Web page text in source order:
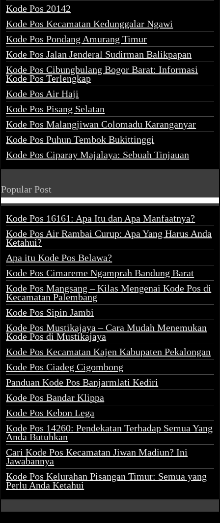
Kode Pos 20142
Kode Pos Kecamatan Kedunggalar Ngawi
Kode Pos Pondang Amurang Timur
Kode Pos Jalan Jenderal Sudirman Balikpapan
Kode Pos Cibungbulang Bogor Barat: Informasi
Kode Pos Terlengkap
Kode Pos Air Haji
Kode Pos Pisang Selatan
Kode Pos Malangjiwan Colomadu Karanganyar
Kode Pos Puhun Tembok Bukittinggi
Kode Pos Ciparay Majalaya: Sebuah Tinjauan
Popular Post
Kode Pos 16161: Apa Itu dan Apa Manfaatnya?
Kode Pos Air Rambai Curup: Apa Yang Harus Anda
Ketahui?
Apa itu Kode Pos Belawa?
Kode Pos Cimareme Ngamprah Bandung Barat
Kode Pos Mangsang – Kilas Mengenai Kode Pos di
Kecamatan Palembang
Kode Pos Sipin Jambi
Kode Pos Mustikajaya – Cara Mudah Menemukan
Kode Pos di Mustikajaya
Kode Pos Kecamatan Kajen Kabupaten Pekalongan
Kode Pos Ciadeg Cigombong
Panduan Kode Pos Banjarmlati Kediri
Kode Pos Bandar Klippa
Kode Pos Kebon Lega
Kode Pos 14260: Pendekatan Terhadap Semua Yang
Anda Butuhkan
Cari Kode Pos Kecamatan Jiwan Madiun? Ini
Jawabannya
Kode Pos Kelurahan Pisangan Timur: Semua yang
Perlu Anda Ketahui